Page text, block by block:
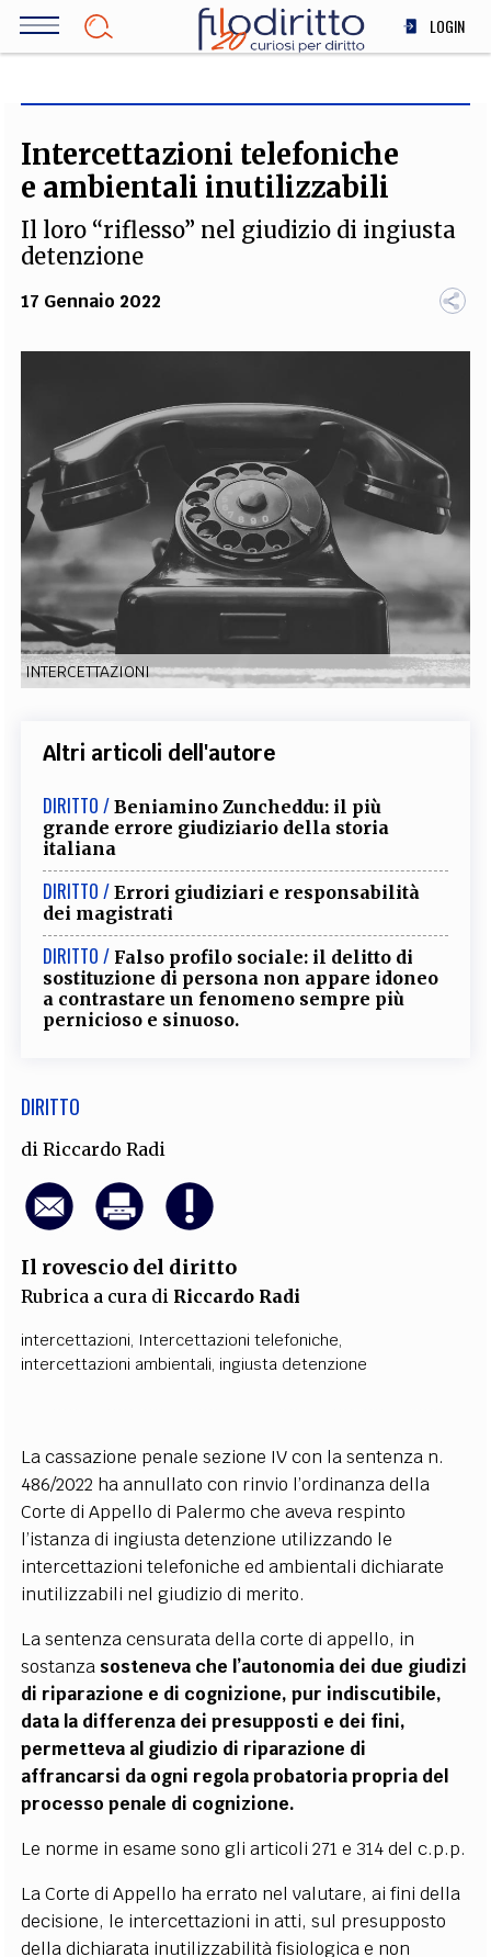
Salta
LOGIN
SOCIETÀ
MEDICINA
STORIA E FILOSOFIA
TEAM
FILODIRITTO REDAZIONE COMITATO SCIENTIFICO AUTORI
FOTOGRAFI
COLLABORA CON NOI
EXTRA
CODICI RUBRICHE LIBRI PROCEEDINGS PUBBLICITÀ
SOCIAL MEDIA
Intercettazioni telefoniche
e ambientali inutilizzabili
Il loro “riflesso” nel giudizio di ingiusta
detenzione
17 Gennaio 2022
INTERCETTAZIONI
Altri articoli dell'autore
DIRITTO / Beniamino Zuncheddu: il più
grande errore giudiziario della storia
italiana
DIRITTO / Errori giudiziari e responsabilità
dei magistrati
DIRITTO / Falso profilo sociale: il delitto di
sostituzione di persona non appare idoneo
a contrastare un fenomeno sempre più
pernicioso e sinuoso.
DIRITTO
diRiccardo Radi
Il rovescio del diritto
Rubrica a cura di Riccardo Radi
intercettazioni, Intercettazioni telefoniche,
intercettazioni ambientali, ingiusta detenzione
La cassazione penale sezione IV con la sentenza n.
486/2022 ha annullato con rinvio l’ordinanza della
Corte di Appello di Palermo che aveva respinto
l’istanza di ingiusta detenzione utilizzando le
intercettazioni telefoniche ed ambientali dichiarate
inutilizzabili nel giudizio di merito.
La sentenza censurata della corte di appello, in
sostanza sosteneva che l’autonomia dei due giudizi
di riparazione e di cognizione, pur indiscutibile,
data la differenza dei presupposti e dei fini,
permetteva al giudizio di riparazione di
affrancarsi da ogni regola probatoria propria del
processo penale di cognizione.
Le norme in esame sono gli articoli 271 e 314 del c.p.p.
La Corte di Appello ha errato nel valutare, ai fini della
decisione, le intercettazioni in atti, sul presupposto
della dichiarata inutilizzabilità fisiologica e non